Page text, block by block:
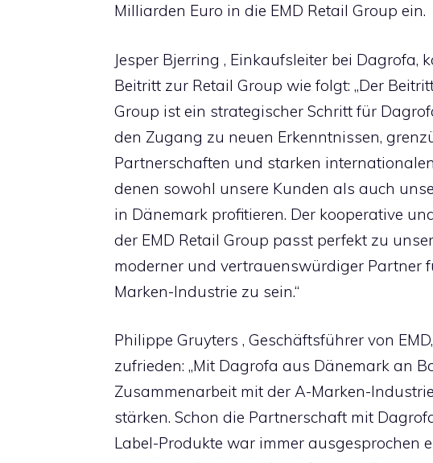
Milliarden Euro in die EMD Retail Group ein.
Jesper Bjerring , Einkaufsleiter bei Dagrofa,
Beitritt zur Retail Group wie folgt: „Der
Group ist ein strategischer Schritt für
den Zugang zu neuen Erkenntnissen,
Partnerschaften und starken
denen sowohl unsere Kunden als auch
in Dänemark profitieren. Der kooperative
der EMD Retail Group passt perfekt zu
moderner und vertrauenswürdiger Partner
Marken-Industrie zu sein.“
Philippe Gruyters , Geschäftsführer von
zufrieden: „Mit Dagrofa aus Dänemark an
Zusammenarbeit mit der A-Marken-
stärken. Schon die Partnerschaft mit
Label-Produkte war immer ausgesprochen